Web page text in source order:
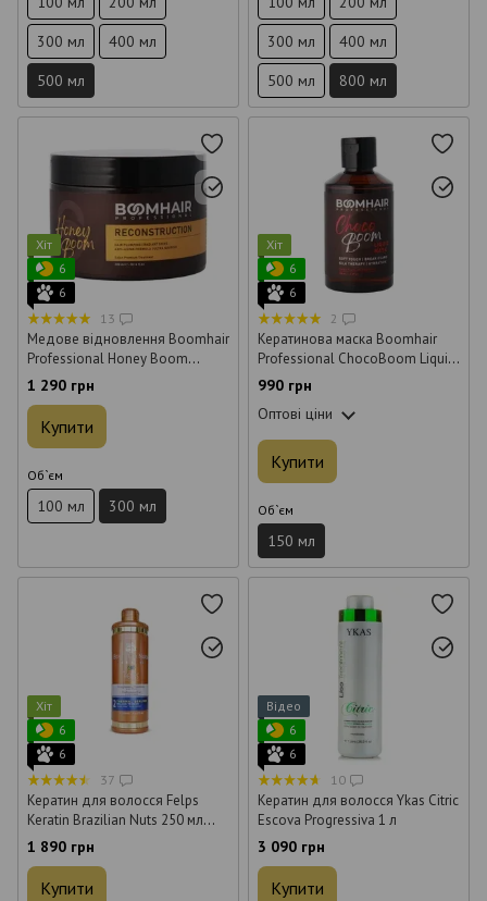
300 мл
400 мл
500 мл
300 мл
400 мл
500 мл
800 мл
Хіт
6
6
13
Медове відновлення Boomhair
Professional Honey Boom
Reconstruction для волосся 300
1 290 грн
Купити
Об`єм
100 мл 300 мл
Хіт
6
6
2
Кератинова маска Boomhair
Professional ChocoBoom Liquid
Mask для волосся 150 мл
990 грн
Оптові ціни
Купити
Об`єм
150 мл
Хіт
6
6
37
Кератин для волосся Felps
Keratin Brazilian Nuts 250 мл
(крок 2)
1 890 грн
Купити
Відео
6
6
10
Кератин для волосся Ykas Citric
Escova Progressiva 1 л
3 090 грн
Купити